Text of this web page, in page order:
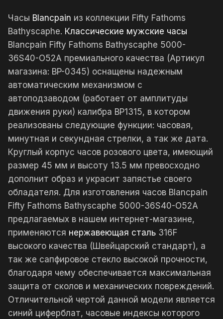
Часы Blancpain из коллекции Fifty Fathoms
Bathyscaphe. Классические мужские часы
Blancpain Fifty Fathoms Bathyscaphe 5000-
36S40-O52A премиального качества (Артикул
магазина: BP-0345) оснащены надежным
автоматическим механизмом с
автоподзаводом (работает от амплитуды
движения руки) калибра BP1315, в котором
реализованы следующие функции: часовая,
минутная и секундная стрелки, а так же дата.
Круглый корпус часов розового цвета, имеющий
размер 45 мм и высоту 13.5 мм превосходно
дополнит образ и украсит запястье своего
обладателя. Для изготовления часов Blancpain
Fifty Fathoms Bathyscaphe 5000-36S40-O52A
предлагаемых в нашем интернет-магазине,
применяются нержавеющая сталь 316F
высокого качества (Швейцарский стандарт), а
так же сапфировое стекло высокой прочности,
благодаря чему обеспечивается максимальная
защита от сколов и механических повреждений.
Отличительной чертой данной модели является
синий циферблат, часовые индексы которого